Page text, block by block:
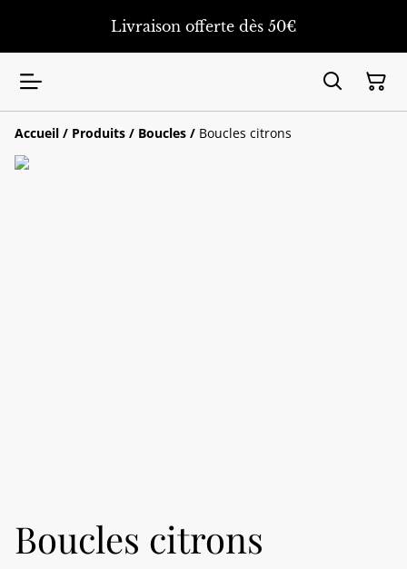
Livraison offerte dès 50€
Accueil / Produits / Boucles / Boucles citrons
Boucles citrons